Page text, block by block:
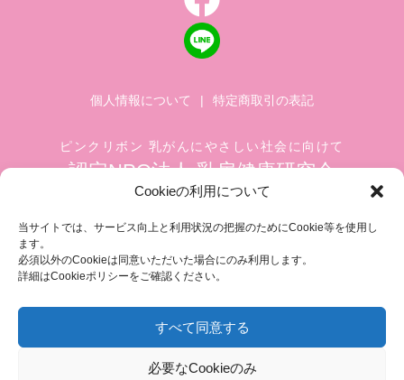
Cookieの利用について
当サイトでは、サービス向上と利用状況の把握のためにCookie等を使用し
ます。
必須以外のCookieは同意いただいた場合にのみ利用します。
詳細はCookieポリシーをご確認ください。
すべて同意する
必要なCookieのみ
個人情報について | 特定商取引の表記
ピンクリボン 乳がんにやさしい社会に向けて
認定NPO法人 乳房健康研究会
築地ホワイトビル 1002
FAX.03-3545-6545
info@breastcare.jp
COPYRIGHT (C) 2019 JAPAN SOCIETY OF BREAST HEALTH, ALL RIGHT RESERVED